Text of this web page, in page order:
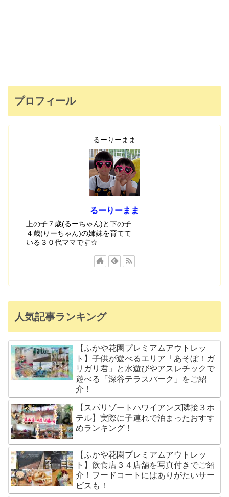
プロフィール
るーりーまま
るーりーまま
上の子７歳(るーちゃん)と下の子
４歳(りーちゃん)の姉妹を育てて
いる３０代ママです☆
人気記事ランキング
【ふかや花園プレミアムアウトレッ
ト】子供が遊べるエリア「あそぼ！ガ
リガリ君」と水遊びやアスレチックで
遊べる「深谷テラスパーク」をご紹
介！
【スパリゾートハワイアンズ隣接３ホ
テル】実際に子連れで泊まったおすす
めランキング！
【ふかや花園プレミアムアウトレッ
ト】飲食店３４店舗を写真付きでご紹
介！フードコートにはありがたいサー
ビスも！